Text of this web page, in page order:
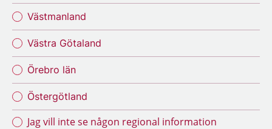
Västmanland
Västra Götaland
Örebro län
Östergötland
Jag vill inte se någon regional information